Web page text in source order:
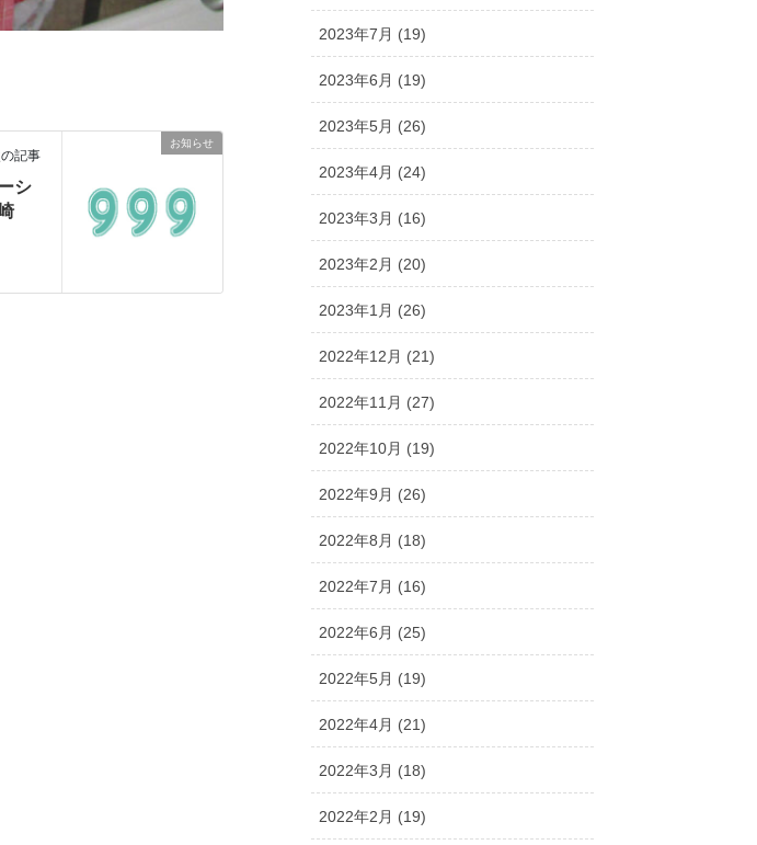
お知らせ
記事
シ
2023年7月 (19)
2023年6月 (19)
2023年5月 (26)
2023年4月 (24)
2023年3月 (16)
2023年2月 (20)
2023年1月 (26)
2022年12月 (21)
2022年11月 (27)
2022年10月 (19)
2022年9月 (26)
2022年8月 (18)
2022年7月 (16)
2022年6月 (25)
2022年5月 (19)
2022年4月 (21)
2022年3月 (18)
2022年2月 (19)